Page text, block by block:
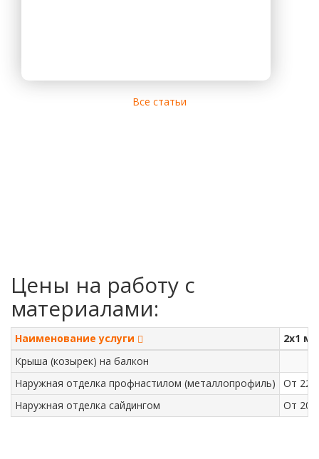
Все статьи
Цены на работу с
материалами:
Наименование услуги
2х1 м
Крыша (козырек) на балкон
Наружная отделка профнастилом (металлопрофиль)
От 220
Наружная отделка сайдингом
От 200